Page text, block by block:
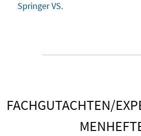
Springer VS.
FACHGUTACHTEN/